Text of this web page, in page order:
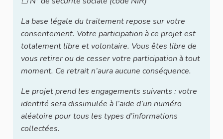
La base légale du traitement repose sur votre
consentement. Votre participation à ce projet est
totalement libre et volontaire. Vous êtes libre de
vous retirer ou de cesser votre participation à tout
moment. Ce retrait n’aura aucune conséquence.
Le projet prend les engagements suivants : votre
identité sera dissimulée à l’aide d’un numéro
aléatoire pour tous les types d’informations
collectées.